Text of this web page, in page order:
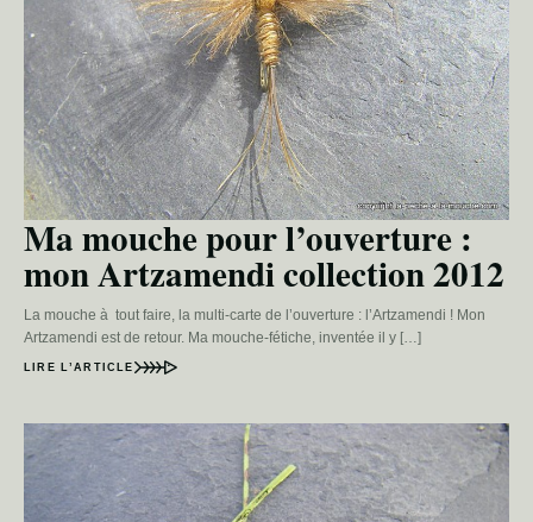
Ma mouche pour l’ouverture :
mon Artzamendi collection 2012
La mouche à tout faire, la multi-carte de l’ouverture : l’Artzamendi ! Mon
Artzamendi est de retour. Ma mouche-fétiche, inventée il y […]
LIRE L’ARTICLE